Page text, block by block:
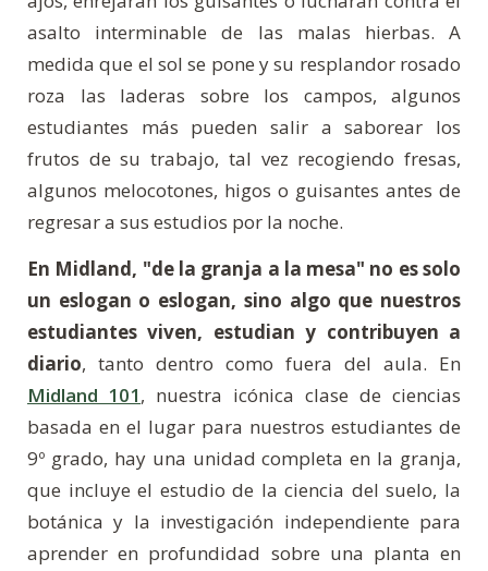
asalto interminable de las malas hierbas. A
medida que el sol se pone y su resplandor rosado
roza las laderas sobre los campos, algunos
estudiantes más pueden salir a saborear los
frutos de su trabajo, tal vez recogiendo fresas,
algunos melocotones, higos o guisantes antes de
regresar a sus estudios por la noche.
En Midland, "de la granja a la mesa" no es solo
un eslogan o eslogan, sino algo que nuestros
estudiantes viven, estudian y contribuyen a
diario, tanto dentro como fuera del aula. En
Midland 101, nuestra icónica clase de ciencias
basada en el lugar para nuestros estudiantes de
9º grado, hay una unidad completa en la granja,
que incluye el estudio de la ciencia del suelo, la
botánica y la investigación independiente para
aprender en profundidad sobre una planta en